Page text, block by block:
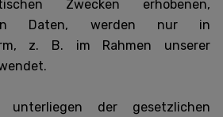
Zwecken erhobenen,
Daten, werden nur in
z. B. im Rahmen unserer
unterliegen der gesetzlichen